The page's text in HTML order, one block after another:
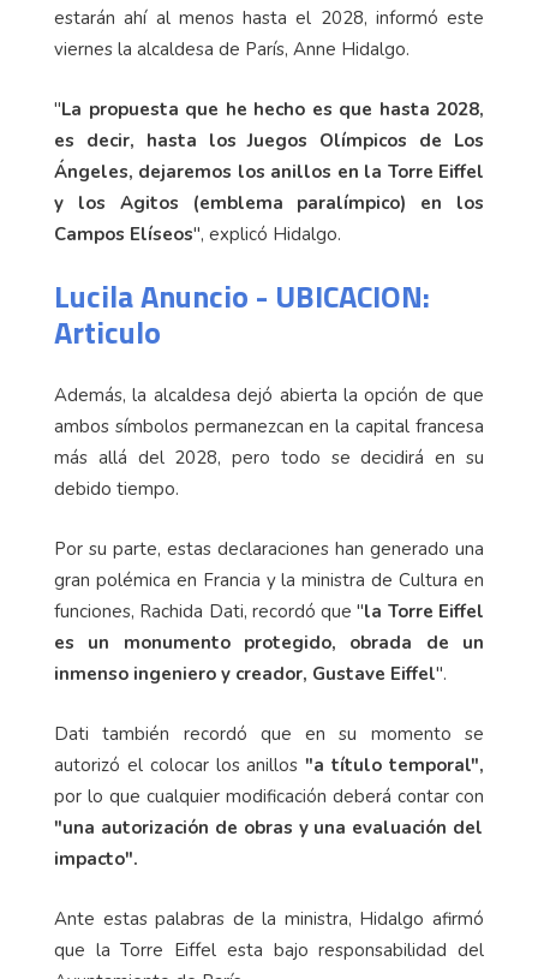
estarán ahí al menos hasta el 2028, informó este
viernes la alcaldesa de París, Anne Hidalgo.
"La propuesta que he hecho es que hasta 2028,
es decir, hasta los Juegos Olímpicos de Los
Ángeles, dejaremos los anillos en la Torre Eiffel
y los Agitos (emblema paralímpico) en los
Campos Elíseos", explicó Hidalgo.
Lucila Anuncio - UBICACION:
Articulo
Además, la alcaldesa dejó abierta la opción de que
ambos símbolos permanezcan en la capital francesa
más allá del 2028, pero todo se decidirá en su
debido tiempo.
Por su parte, estas declaraciones han generado una
gran polémica en Francia y la ministra de Cultura en
funciones, Rachida Dati, recordó que "la Torre Eiffel
es un monumento protegido, obrada de un
inmenso ingeniero y creador, Gustave Eiffel".
Dati también recordó que en su momento se
autorizó el colocar los anillos "a título temporal",
por lo que cualquier modificación deberá contar con
"una autorización de obras y una evaluación del
impacto".
Ante estas palabras de la ministra, Hidalgo afirmó
que la Torre Eiffel esta bajo responsabilidad del